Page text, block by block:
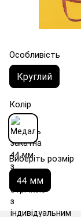
Особливість
Круглий
Колір
Виберіть розмір
44 мм